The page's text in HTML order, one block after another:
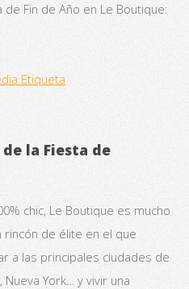
Fin de Año en Le Boutique:
Etiqueta
la Fiesta de
chic, Le Boutique es mucho
rincón de élite en el que
a las principales ciudades de
York… y vivir una